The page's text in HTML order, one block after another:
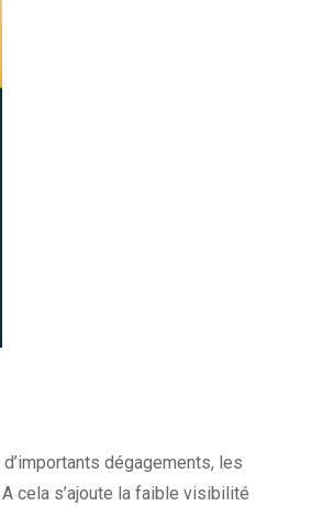
dégagements, les
cela s’ajoute la faible visibilité